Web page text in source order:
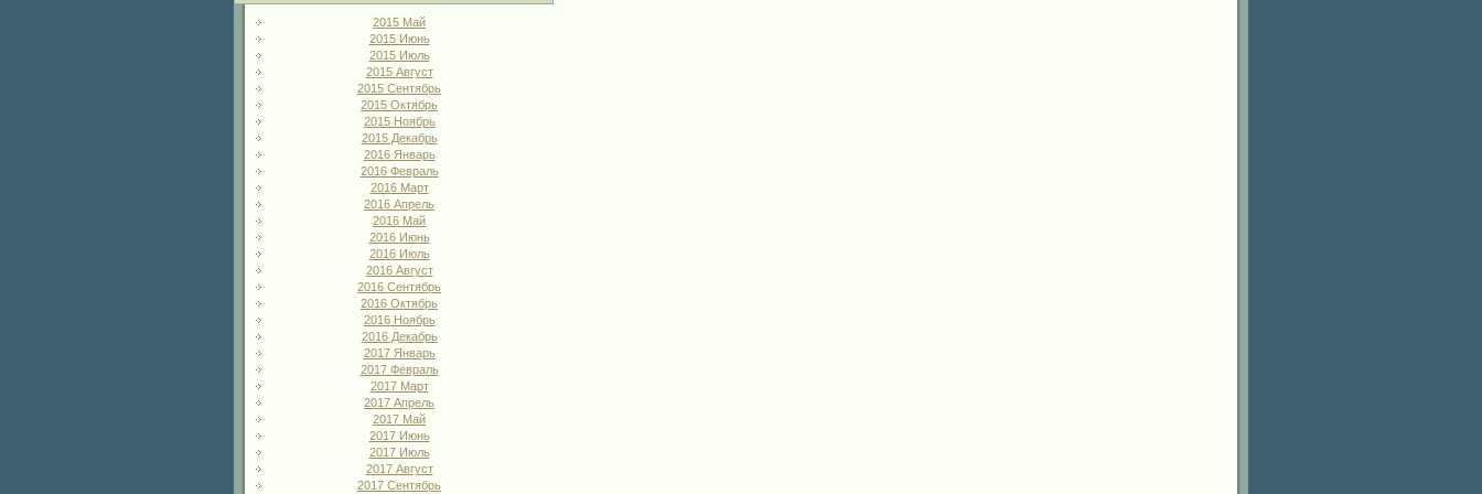
2015 Май
2015 Июнь
2015 Июль
2015 Август
2015 Сентябрь
2015 Октябрь
2015 Ноябрь
2015 Декабрь
2016 Январь
2016 Февраль
2016 Март
2016 Апрель
2016 Май
2016 Июнь
2016 Июль
2016 Август
2016 Сентябрь
2016 Октябрь
2016 Ноябрь
2016 Декабрь
2017 Январь
2017 Февраль
2017 Март
2017 Апрель
2017 Май
2017 Июнь
2017 Июль
2017 Август
2017 Сентябрь